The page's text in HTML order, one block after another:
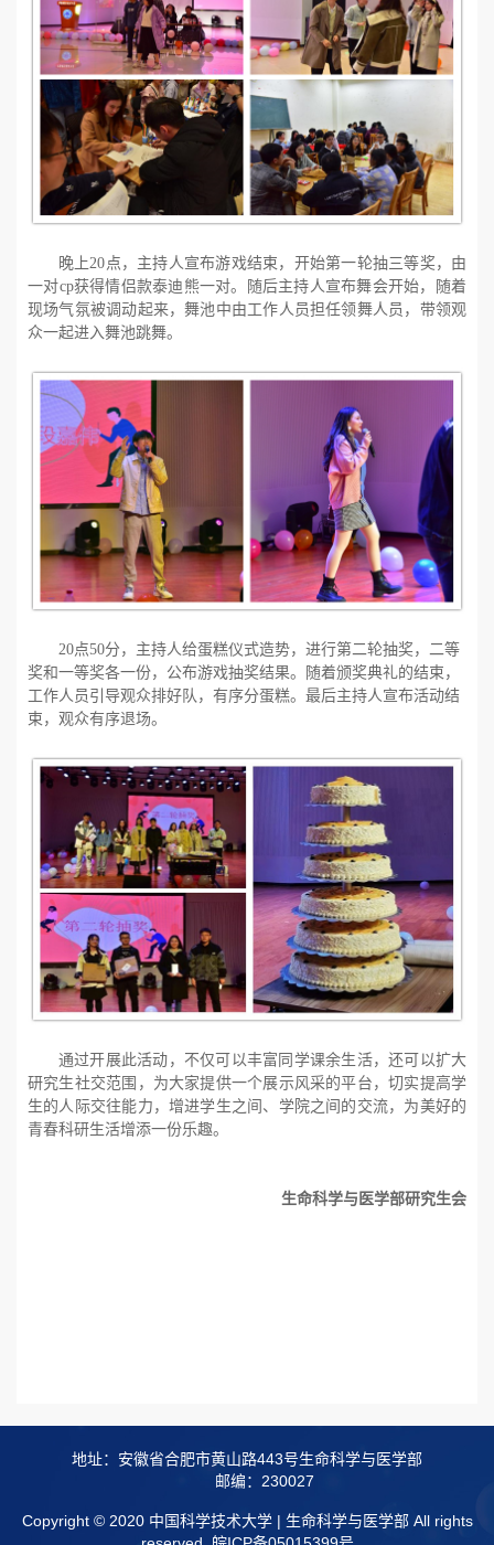
晚上20 点，主持人宣布游戏结束，开始第一轮抽三等奖，由
一对cp获得情侣款泰迪熊一对。随后主持人宣布舞会开始，随着
现场气氛被调动起来，舞池中由工作人员担任领舞人员，带领观
众一起进入舞池跳舞。
20点50分，主持人给蛋糕仪式造势，进行第二轮抽奖，二等
奖和一等奖各一份，公布游戏抽奖结果。随着颁奖典礼的结束，
工作人员引导观众排好队，有序分蛋糕。最后主持人宣布活动结
束，观众有序退场。
通过开展此活动，不仅可以丰富同学课余生活，还可以扩大
研究生社交范围，为大家提供一个展示风采的平台，切实提高学
生的人际交往能力，增进学生之间、学院之间的交流，为美好的
青春科研生活增添一份乐趣。
生命科学与医学部研究生会
地址：安徽省合肥市黄山路443号生命科学与医学部
邮编：230027
Copyright © 2020 中国科学技术大学 | 生命科学与医学部 All rights